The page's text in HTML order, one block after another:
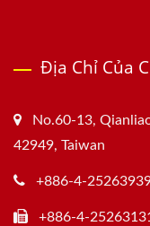
Địa Chỉ Của
No.60-13,
42949, Taiwan
+886-4-
+886-4-